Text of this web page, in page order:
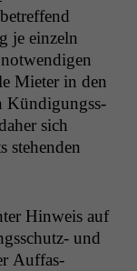
je einzeln
Mieter in den
Kündi­gungss­
sich
ste­hen­den
Hin­weis auf
und
Auf­fas­